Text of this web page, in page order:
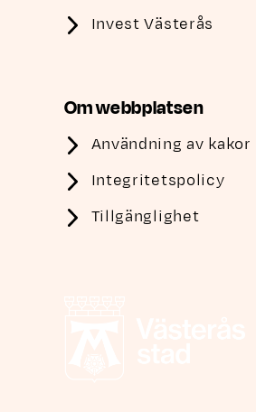
Invest Västerås
Om webbplatsen
Användning av
Integritetspolicy
Tillgänglighet